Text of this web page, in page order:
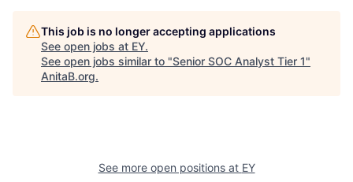
This job is no longer accepting applications
See open jobs at EY.
See open jobs similar to "Senior SOC Analyst Tier 1"
AnitaB.org.
See more open positions at EY